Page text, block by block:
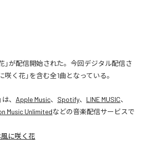
」が配信開始された。今回デジタル配信さ
咲く花」を含む全1曲となっている。
」は、 Apple Music、 Spotify、 LINE MUSIC、
Music Unlimitedなどの音楽配信サービスで
に咲く花